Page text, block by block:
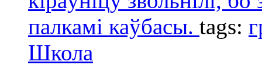
палкамі каўбасы. tags:
Школа